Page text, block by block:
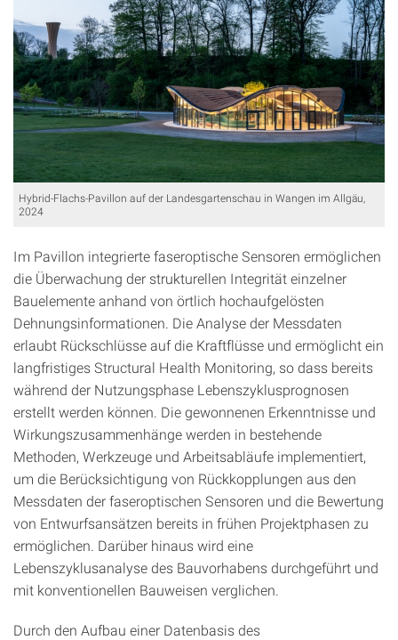
Hybrid-Flachs-Pavillon auf der Landesgartenschau in Wangen im Allgäu,
2024
Im Pavillon integrierte faseroptische Sensoren ermöglichen
die Überwachung der strukturellen Integrität einzelner
Bauelemente anhand von örtlich hochaufgelösten
Dehnungsinformationen. Die Analyse der Messdaten
erlaubt Rückschlüsse auf die Kraftflüsse und ermöglicht ein
langfristiges Structural Health Monitoring, so dass bereits
während der Nutzungsphase Lebenszyklusprognosen
erstellt werden können. Die gewonnenen Erkenntnisse und
Wirkungszusammenhänge werden in bestehende
Methoden, Werkzeuge und Arbeitsabläufe implementiert,
um die Berücksichtigung von Rückkopplungen aus den
Messdaten der faseroptischen Sensoren und die Bewertung
von Entwurfsansätzen bereits in frühen Projektphasen zu
ermöglichen. Darüber hinaus wird eine
Lebenszyklusanalyse des Bauvorhabens durchgeführt und
mit konventionellen Bauweisen verglichen.
Durch den Aufbau einer Datenbasis des